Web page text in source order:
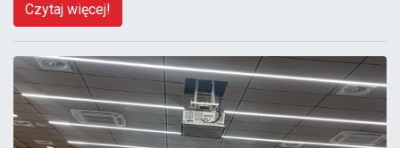
Czytaj więcej!